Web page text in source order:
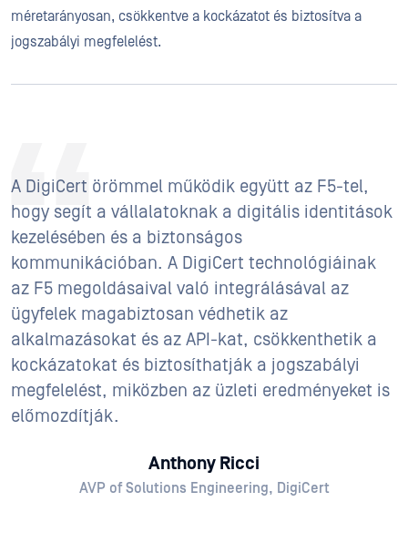
méretarányosan, csökkentve a kockázatot és biztosítva a
jogszabályi megfelelést.
A DigiCert örömmel működik együtt az F5-tel,
hogy segít a vállalatoknak a digitális identitások
kezelésében és a biztonságos
kommunikációban. A DigiCert technológiáinak
az F5 megoldásaival való integrálásával az
ügyfelek magabiztosan védhetik az
alkalmazásokat és az API-kat, csökkenthetik a
kockázatokat és biztosíthatják a jogszabályi
megfelelést, miközben az üzleti eredményeket is
előmozdítják.
Anthony Ricci
AVP of Solutions Engineering, DigiCert